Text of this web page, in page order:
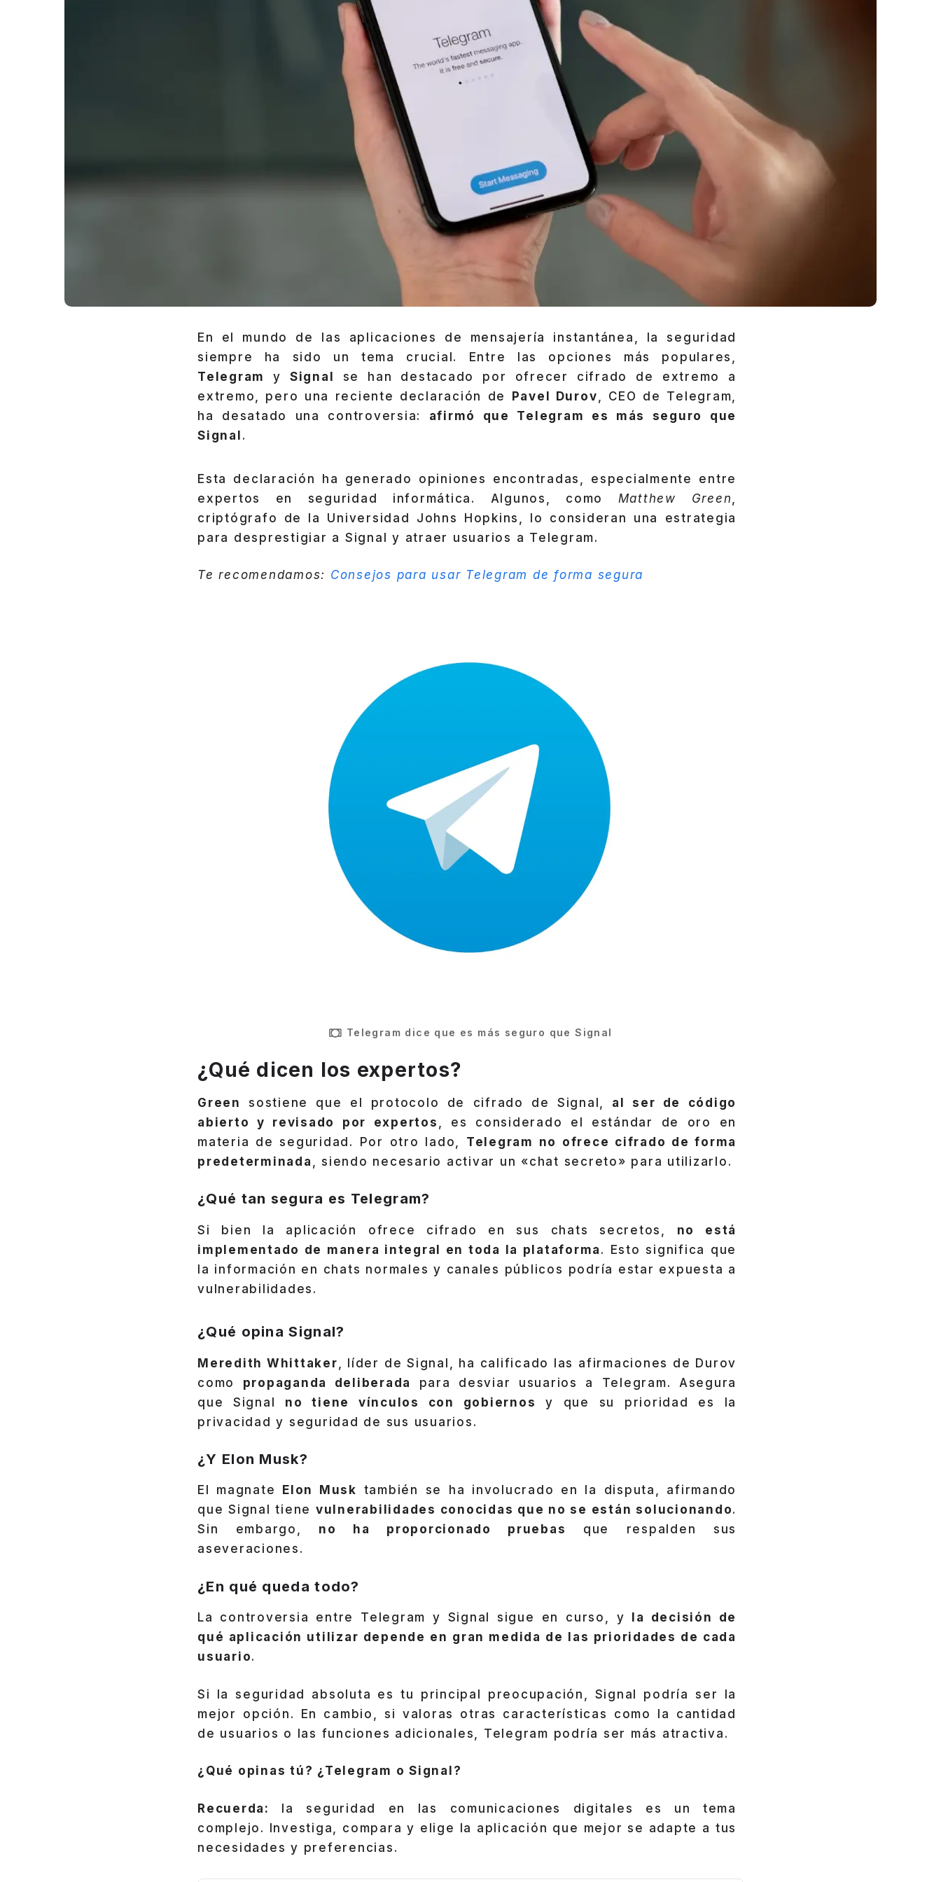
En el mundo de las aplicaciones de mensajería instantánea, la seguridad
siempre ha sido un tema crucial. Entre las opciones más populares,
Telegram
y Signal
se han destacado por ofrecer cifrado de extremo a
extremo, pero una reciente declaración de
Pavel Durov, CEO de Telegram,
ha desatado una controversia: afirmó que Telegram es más seguro que
Signal .
Esta declaración ha generado opiniones encontradas, especialmente entre
expertos en seguridad informática. Algunos, como Matthew Green
criptógrafo de la Universidad Johns Hopkins, lo consideran una estrategia
para desprestigiar a Signal y atraer usuarios a Telegram.
Te recomendamos: Consejos para usar Telegram de forma segura
Telegram dice que es más seguro que Signal
¿Qué dicen los expertos?
Green sostiene que el protocolo de cifrado de Signal, al ser de código
abierto y revisado por expertos
, es considerado el estándar de oro en
materia de seguridad. Por otro lado, Telegram no ofrece cifrado de forma
predeterminada
, siendo necesario activar un «chat secreto» para utilizarlo.
¿Qué tan segura es Telegram?
Si bien la aplicación ofrece cifrado en sus chats secretos, no está
implementado de manera integral en toda la plataforma . Esto significa que
la información en chats normales y canales públicos podría estar expuesta a
vulnerabilidades.
¿Qué opina Signal?
Meredith Whittaker , líder de Signal, ha calificado las afirmaciones de Durov
como propaganda deliberada
para desviar usuarios a Telegram. Asegura
que Signal no tiene vínculos con gobiernos
y que su prioridad es la
privacidad y seguridad de sus usuarios. ️
¿Y Elon Musk?
El magnate Elon Musk también se ha involucrado en la disputa, afirmando
que Signal tiene vulnerabilidades conocidas que no se están solucionando.
Sin embargo, no ha proporcionado pruebas
que respalden sus
aseveraciones.
¿En qué queda todo?
La controversia entre Telegram y Signal sigue en curso, y
la decisión de
qué aplicación utilizar depende en gran medida de las prioridades de cada
usuario.
Si la seguridad absoluta es tu principal preocupación, Signal podría ser la
mejor opción. En cambio, si valoras otras características como la cantidad
de usuarios o las funciones adicionales, Telegram podría ser más atractiva.
¿Qué opinas tú? ¿Telegram o Signal?
Recuerda:
la seguridad en las comunicaciones digitales es un tema
complejo. Investiga, compara y elige la aplicación que mejor se adapte a tus
necesidades y preferencias. ️